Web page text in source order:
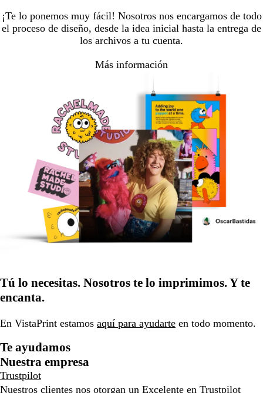
¡Te lo ponemos muy fácil! Nosotros nos encargamos de todo
el proceso de diseño, desde la idea inicial hasta la entrega de
los archivos a tu cuenta.
Más información
Tú lo necesitas. Nosotros te lo imprimimos. Y te
encanta.
En VistaPrint estamos aquí para ayudarte en todo momento.
Te ayudamos
Nuestra empresa
Trustpilot
Nuestros clientes nos otorgan un Excelente en Trustpilot